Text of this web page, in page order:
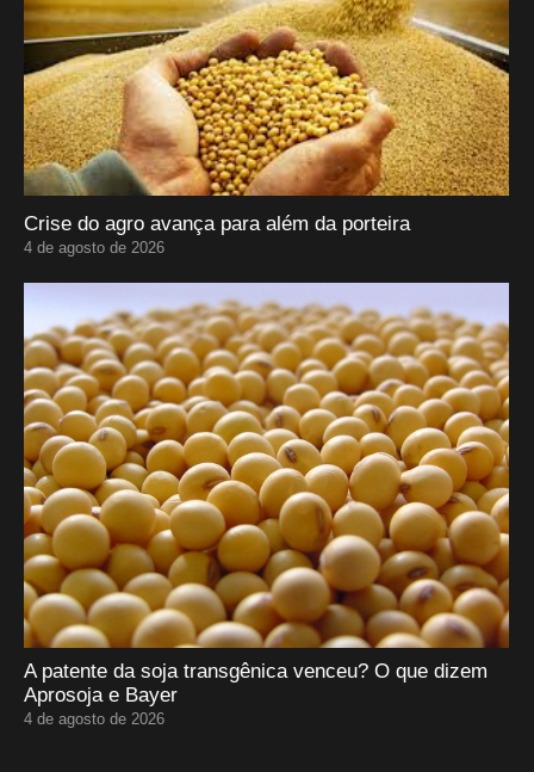
Crise do agro avança para além da porteira
4 de agosto de 2026
A patente da soja transgênica venceu? O que dizem
Aprosoja e Bayer
4 de agosto de 2026